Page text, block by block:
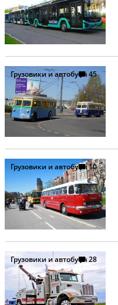
Грузовики и автобусы45
Грузовики и автобусы10
Грузовики и автобусы28